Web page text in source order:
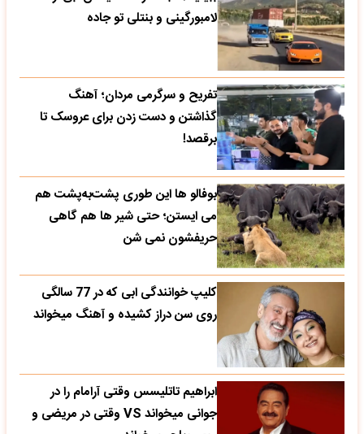
لامبورگینی و بنتلی تو جاده
تفریح و سرگرمی مردان؛ آهنگ
گذاشتن و دست زدن برای عروسک تا
برقصد!
بوفالو ها این‌ طوری پشت‌به‌پشت هم
می‌ ایستن؛ حتی شیر ها هم گاهی
حریفشون نمی‌ شن
کلیپ خوانندگی ابی که در 77 سالگی
روی سن دراز کشیده و آهنگ میخواند
ابراهیم تاتلیسس وقتی آرامام را در
جوانی میخواند VS وقتی در مریضی و